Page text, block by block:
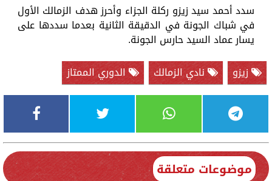
سدد أحمد سيد زيزو ركلة الجزاء وأحرز هدف الزمالك الأول
في شباك الجونة في الدقيقة الثانية بعدما سددها على
يسار عماد السيد حارس الجونة.
زيزو
نادي الزمالك الدوري الممتاز
موضوعات متعلقة